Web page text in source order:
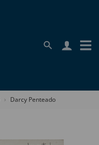
Darcy Penteado